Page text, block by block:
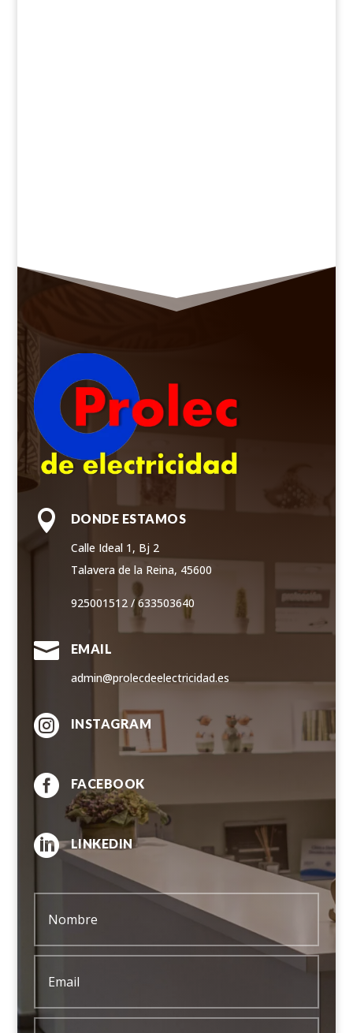

DONDE ESTAMOS
Calle Ideal 1, Bj 2
Talavera de la Reina, 45600
925001512 / 633503640

EMAIL
admin@prolecdeelectricidad.es
 INSTAGRAM
 FACEBOOK
 LINKEDIN